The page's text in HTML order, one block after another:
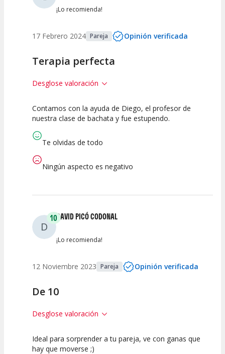
¡Lo recomienda!
17 Febrero 2024 Pareja Opinión verificada
Terapia perfecta
Desglose valoración
10
Actividad
10
Personal /
Guia
Contamos con la ayuda de Diego, el profesor de
nuestra clase de bachata y fue estupendo.
Te olvidas de todo
Ningún aspecto es negativo
D
10DAVID PICÓ CODONAL
¡Lo recomienda!
12 Noviembre 2023 Pareja Opinión verificada
De 10
Desglose valoración
10 10
Ideal para sorprender a tu pareja, ve con ganas que
hay que moverse ;)